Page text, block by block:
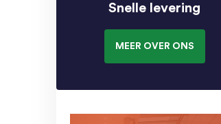
Snelle levering
MEER OVER ONS